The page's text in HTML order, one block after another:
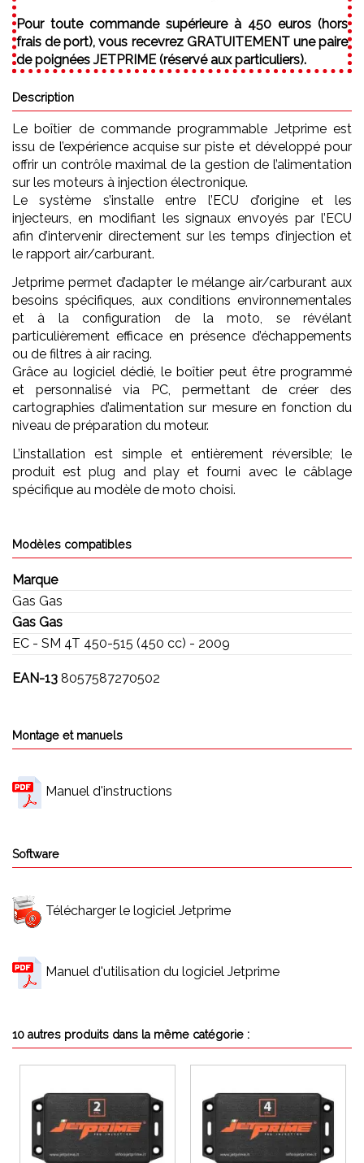
Pour toute commande supérieure à 450 euros (hors
frais de port), vous recevrez GRATUITEMENT une paire
de poignées JETPRIME (réservé aux particuliers).
Description
Le boîtier de commande programmable Jetprime est
issu de l’expérience acquise sur piste et développé pour
offrir un contrôle maximal de la gestion de l’alimentation
sur les moteurs à injection électronique.
Le système s’installe entre l’ECU d’origine et les
injecteurs, en modifiant les signaux envoyés par l’ECU
afin d’intervenir directement sur les temps d’injection et
le rapport air/carburant.
Jetprime permet d’adapter le mélange air/carburant aux
besoins spécifiques, aux conditions environnementales
et à la configuration de la moto, se révélant
particulièrement efficace en présence d’échappements
ou de filtres à air racing.
Grâce au logiciel dédié, le boîtier peut être programmé
et personnalisé via PC, permettant de créer des
cartographies d’alimentation sur mesure en fonction du
niveau de préparation du moteur.
L’installation est simple et entièrement réversible; le
produit est plug and play et fourni avec le câblage
spécifique au modèle de moto choisi.
Modèles compatibles
Marque
Gas Gas
Gas Gas
EC - SM 4T 450-515 (450 cc) - 2009
EAN-13 8057587270502
Montage et manuels
Manuel d'instructions
Software
Télécharger le logiciel Jetprime
Manuel d'utilisation du logiciel Jetprime
10 autres produits dans la même catégorie :